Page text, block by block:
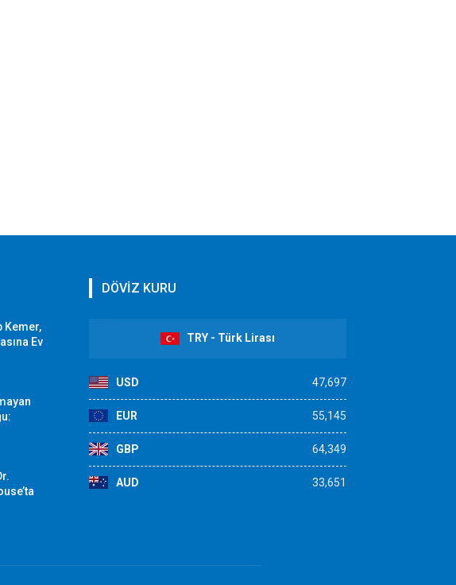
Kemer,
Ev
DÖVİZ KURU
TRY - Türk Lirası
USD 47,697
EUR 55,145
GBP 64,349
AUD 33,651